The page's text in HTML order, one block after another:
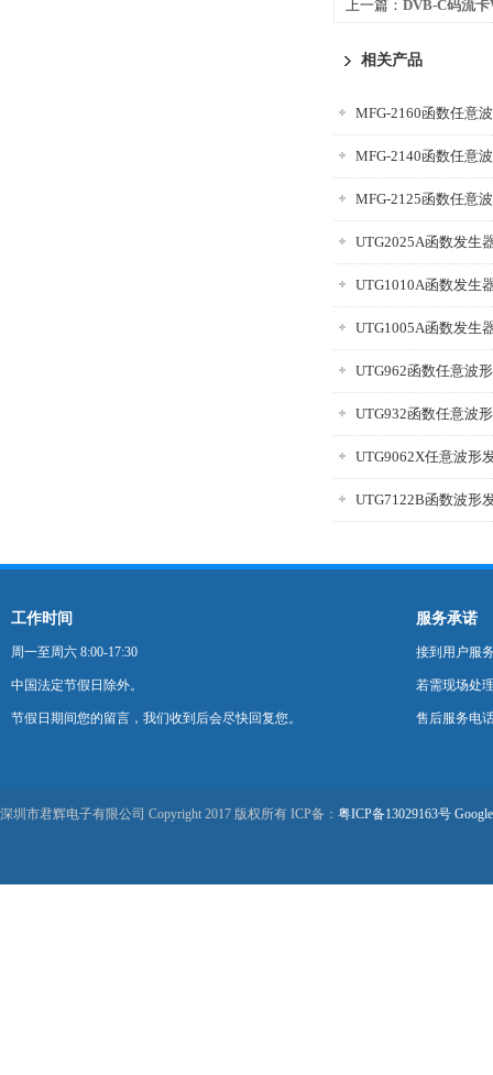
上一篇： DVB-C码流
相关产品
MFG-2160函数任意
MFG-2140函数任意
MFG-2125函数任意
UTG2025A函数发生
UTG1010A函数发生
UTG1005A函数发生
UTG962函数任意波
UTG932函数任意波
UTG9062X任意波形
UTG7122B函数波形
工作时间
周一至周六 8:00-17:30
中国法定节假日除外。
节假日期间您的留言，我们收到后会尽快回复您。
服务承诺
接到用户服
若需现场处
售后服务电
深圳市君辉电子有限公司 Copyright 2017 版权所有 ICP备： 粤ICP备13029163号